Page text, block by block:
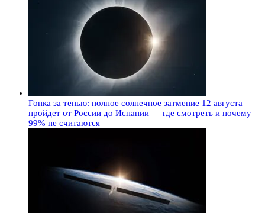
Гонка за тенью: полное солнечное затмение 12 августа
пройдет от России до Испании — где смотреть и почему
99% не считаются